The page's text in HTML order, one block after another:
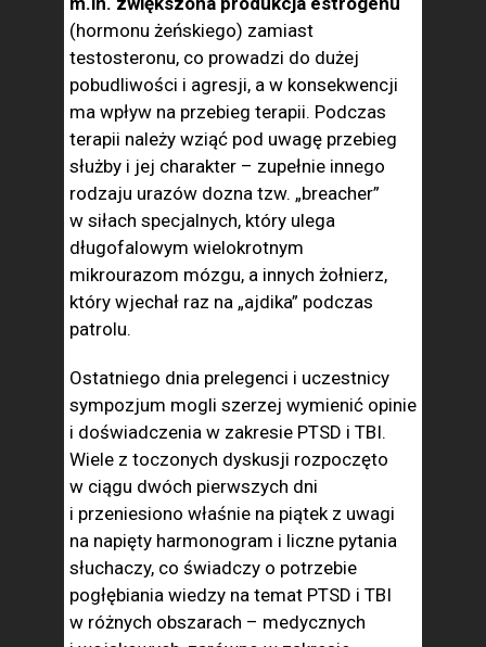
(hormonu żeńskiego) zamiast
testosteronu, co prowadzi do dużej
pobudliwości i agresji, a w konsekwencji
ma wpływ na przebieg terapii. Podczas
terapii należy wziąć pod uwagę przebieg
służby i jej charakter – zupełnie innego
rodzaju urazów dozna tzw. „breacher”
w siłach specjalnych, który ulega
długofalowym wielokrotnym
mikrourazom mózgu, a innych żołnierz,
który wjechał raz na „ajdika” podczas
patrolu.
Ostatniego dnia prelegenci i uczestnicy
sympozjum mogli szerzej wymienić opinie
i doświadczenia w zakresie PTSD i TBI.
Wiele z toczonych dyskusji rozpoczęto
w ciągu dwóch pierwszych dni
i przeniesiono właśnie na piątek z uwagi
na napięty harmonogram i liczne pytania
słuchaczy, co świadczy o potrzebie
pogłębiania wiedzy na temat PTSD i TBI
w różnych obszarach – medycznych